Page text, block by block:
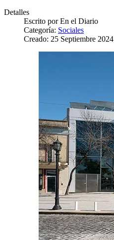
Detalles
Escrito porEn el Diario
Categoría: Sociales
Creado: 25 Septiembre 2024